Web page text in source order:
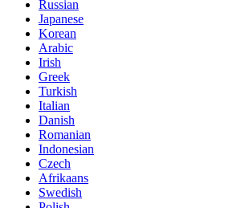
Russian
Japanese
Korean
Arabic
Irish
Greek
Turkish
Italian
Danish
Romanian
Indonesian
Czech
Afrikaans
Swedish